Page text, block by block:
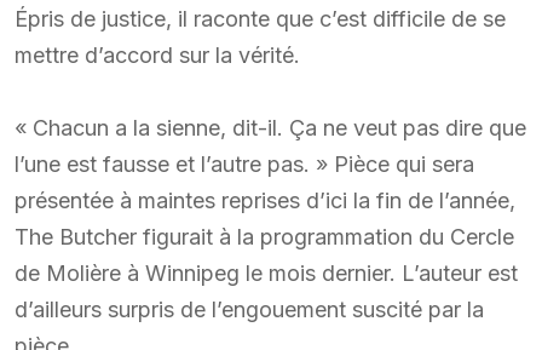
Épris de justice, il raconte que c’est difficile de se
mettre d’accord sur la vérité.
« Chacun a la sienne, dit-il. Ça ne veut pas dire que
l’une est fausse et l’autre pas. » Pièce qui sera
présentée à maintes reprises d’ici la fin de l’année,
The Butcher figurait à la programmation du Cercle
de Molière à Winnipeg le mois dernier. L’auteur est
d’ailleurs surpris de l’engouement suscité par la